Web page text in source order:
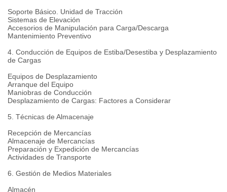
Soporte Básico. Unidad de Tracción
Sistemas de Elevación
Accesorios de Manipulación para Carga/Descarga
Mantenimiento Preventivo
4. Conducción de Equipos de Estiba/Desestiba y Desplazamiento
de Cargas
Equipos de Desplazamiento
Arranque del Equipo
Maniobras de Conducción
Desplazamiento de Cargas: Factores a Considerar
5. Técnicas de Almacenaje
Recepción de Mercancías
Almacenaje de Mercancías
Preparación y Expedición de Mercancías
Actividades de Transporte
6. Gestión de Medios Materiales
Almacén